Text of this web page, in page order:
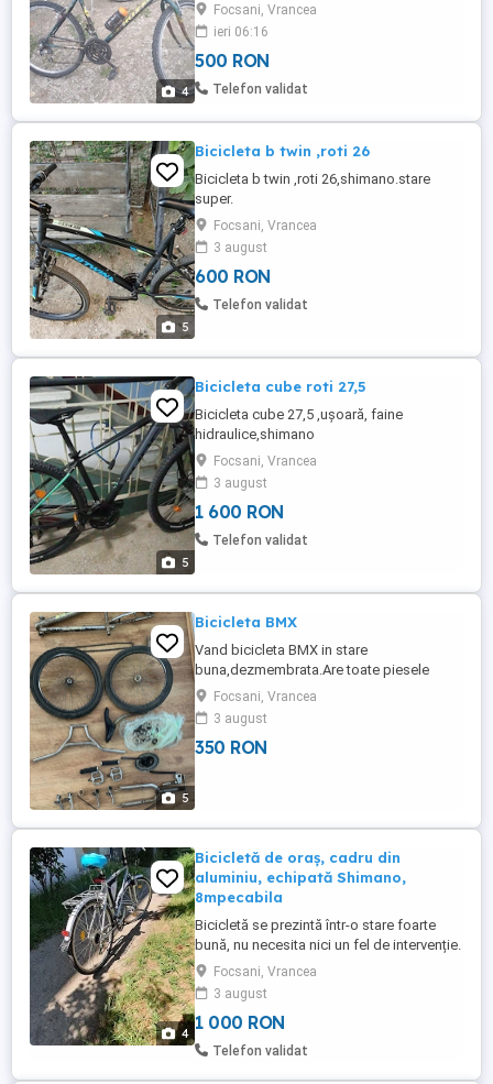
4
Focsani, Vrancea
ieri 06:16
500 RON
Telefon validat
5
Bicicleta b twin ,roti 26
Bicicleta b twin ,roti 26,shimano.stare
super.
Focsani, Vrancea
3 august
600 RON
Telefon validat
5
Bicicleta cube roti 27,5
Bicicleta cube 27,5 ,ușoară, faine
hidraulice,shimano
Focsani, Vrancea
3 august
1 600 RON
Telefon validat
5
Bicicleta BMX
Vand bicicleta BMX in stare
buna,dezmembrata.Are toate piesele
necesare și originale.pretul este de 350 lei
,ușor negociabil.
Focsani, Vrancea
3 august
350 RON
4
Bicicletă de oraș, cadru din
aluminiu, echipată Shimano,
8mpecabila
Bicicletă se prezintă într-o stare foarte
bună, nu necesita nici un fel de intervenție.
Focsani, Vrancea
3 august
1 000 RON
Telefon validat